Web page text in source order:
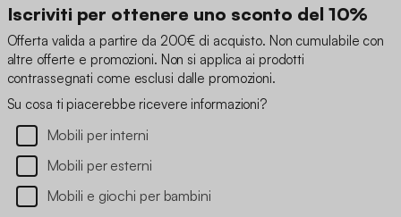
Iscriviti per ottenere uno sconto del 10%
Offerta valida a partire da 200€ di acquisto. Non cumulabile con
altre offerte e promozioni. Non si applica ai prodotti
contrassegnati come esclusi dalle promozioni.
Su cosa ti piacerebbe ricevere informazioni?
Mobili per interni
Mobili per esterni
Mobili e giochi per bambini